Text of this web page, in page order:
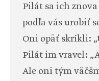
Pilát sa ich
podľa vás urobiť
Oni opäť skríkli:
Pilát im vravel:
Ale oni tým